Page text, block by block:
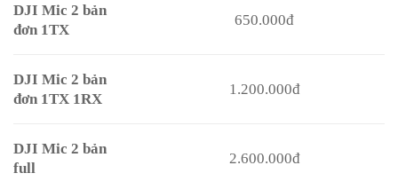
DJI Mic 2 bản
đơn 1TX
650.000đ
DJI Mic 2 bản
đơn 1TX 1RX
1.200.000đ
DJI Mic 2 bản
full
2.600.000đ